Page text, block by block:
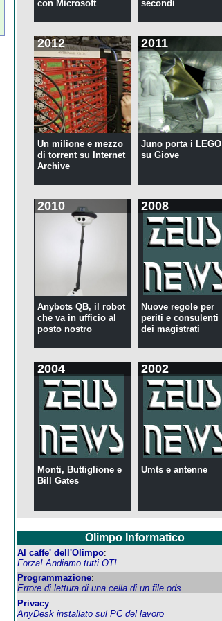
con Microsoft secondi
2012
Un milione e mezzo
di torrent su Internet
Archive
2011
Juno porta i LEGO
su Giove
2010
Anybots QB, il robot
che va in ufficio al
posto nostro
2008
Nuove regole per
periti e consulenti
dei magistrati
2004
Monti, Buttiglione e
Bill Gates
2002
Umts e antenne
Olimpo Informatico
Al caffe' dell'Olimpo:
Forza! Andiamo tutti OT!
Programmazione:
Errore di lettura di una cella di un file ods
Privacy:
AnyDesk installato sul PC del lavoro